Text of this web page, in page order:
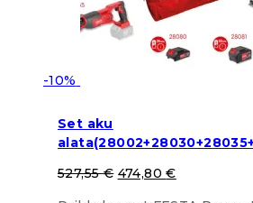
-10%
Set aku
527,55€ 474,80€